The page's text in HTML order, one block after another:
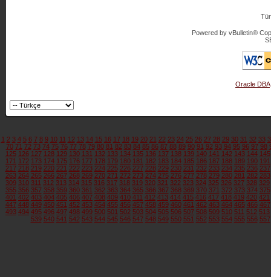
Powered by vBulletin®
Oracle DBA
1 2 3 4 5 6 7 8 9 10 11 12 13 14 15 16 17 18 19 20 21 22 23 24 25 26 27 28 29 30 31 32 33
70 71 72 73 74 75 76 77 78 79 80 81 82 83 84 85 86 87 88 89 90 91 92 93 94 95 96 97 98
125 126 127 128 129 130 131 132 133 134 135 136 137 138 139 140 141 142 143 144 145
171 172 173 174 175 176 177 178 179 180 181 182 183 184 185 186 187 188 189 190 191
217 218 219 220 221 222 223 224 225 226 227 228 229 230 231 232 233 234 235 236 237
263 264 265 266 267 268 269 270 271 272 273 274 275 276 277 278 279 280 281 282 283
309 310 311 312 313 314 315 316 317 318 319 320 321 322 323 324 325 326 327 328 329
355 356 357 358 359 360 361 362 363 364 365 366 367 368 369 370 371 372 373 374 375
401 402 403 404 405 406 407 408 409 410 411 412 413 414 415 416 417 418 419 420 421
447 448 449 450 451 452 453 454 455 456 457 458 459 460 461 462 463 464 465 466 467
493 494 495 496 497 498 499 500 501 502 503 504 505 506 507 508 509 510 511 512 513
539 540 541 542 543 544 545 546 547 548 549 550 551 552 553 554 555 556 557